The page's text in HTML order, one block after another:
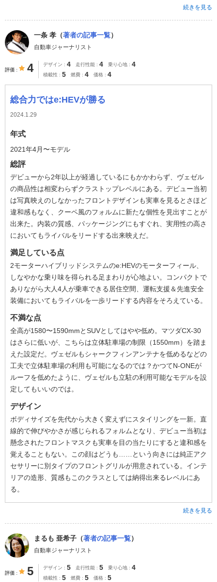
続きを見る
一条 孝（著者の記事一覧）
自動車ジャーナリスト
評価 4 デザイン 4 走行性能 4 乗り心地 4
積載性 5 燃費 4 価格 4
総合力ではe:HEVが勝る
2024.1.29
年式
2021年4月〜モデル
総評
デビューから2年以上が経過しているにもかかわらず、ヴェゼル
の商品性は相変わらずクラストップレベルにある。デビュー当初
は写真映えのしなかったフロントデザインも実車を見るとさほど
違和感もなく、クーペ風のフォルムに新たな個性を見出すことが
出来た。内装の質感、パッケージングにもすぐれ、実用性の高さ
においてもライバルをリードする出来映えだ。
満足している点
2モーターハイブリッドシステムのe:HEVのモーターフィール、
しなやかな乗り味を得られる足まわりが心地よい。コンパクトで
ありながら大人4人が乗車できる居住空間、運転支援＆先進安全
装備においてもライバルを一歩リードする内容をそろえている。
不満な点
全高が1580〜1590mmとSUVとしてはやや低め。マツダCX-30
はさらに低いが、こちらは立体駐車場の制限（1550mm）を踏ま
えた設定だ。ヴェゼルもシャークフィンアンテナを低めるなどの
工夫で立体駐車場の利用も可能になるのでは？かつてN-ONEが
ルーフを低めたように、ヴェゼルも立駐の利用可能なモデルを設
定してもいいのでは。
デザイン
ボディサイズを先代から大きく変えずにスタイリングを一新。直
線的で伸びやかさが感じられるフォルムとなり、デビュー当初は
懸念されたフロントマスクも実車を目の当たりにすると違和感を
覚えることもない。この顔はどうも……という向きには純正アク
セサリーに別タイプのフロントグリルが用意されている。インテ
リアの造形、質感もこのクラスとしては納得出来るレベルにあ
る。
続きを見る
まるも 亜希子（著者の記事一覧）
自動車ジャーナリスト
評価 5 デザイン 5 走行性能 5 乗り心地 4
積載性 5 燃費 5 価格 5